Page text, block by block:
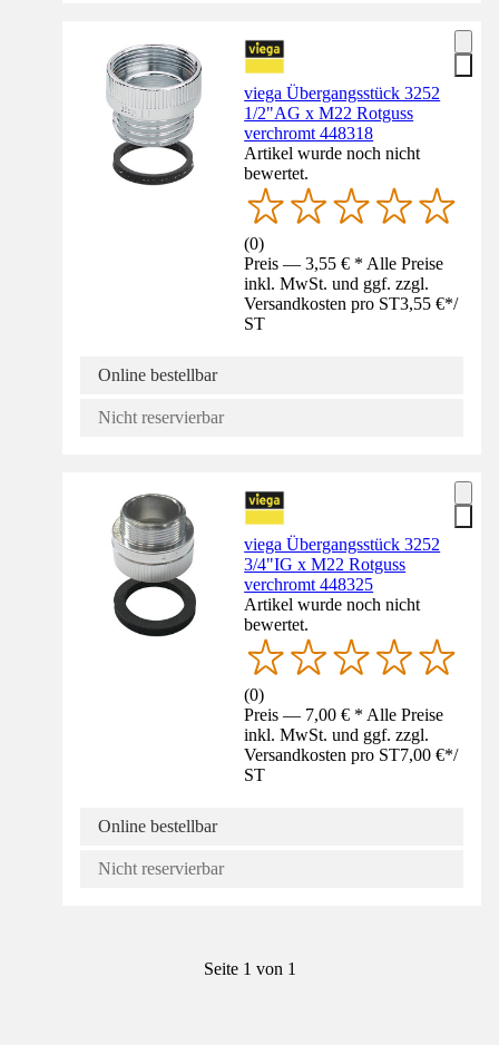
viega Übergangsstück 3252
1/2"AG x M22 Rotguss
verchromt 448318
Artikel wurde noch nicht
bewertet.
(0)
Preis — 3,55 € * Alle Preise
inkl. MwSt. und ggf. zzgl.
Versandkosten pro ST3,55 €*/
ST
Online bestellbar
Nicht reservierbar
viega Übergangsstück 3252
3/4"IG x M22 Rotguss
verchromt 448325
Artikel wurde noch nicht
bewertet.
(0)
Preis — 7,00 € * Alle Preise
inkl. MwSt. und ggf. zzgl.
Versandkosten pro ST7,00 €*/
ST
Online bestellbar
Nicht reservierbar
Seite 1 von 1